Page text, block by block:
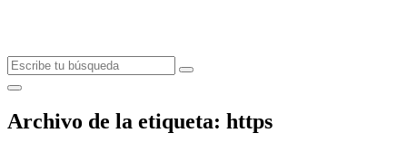
Archivo de la etiqueta: https